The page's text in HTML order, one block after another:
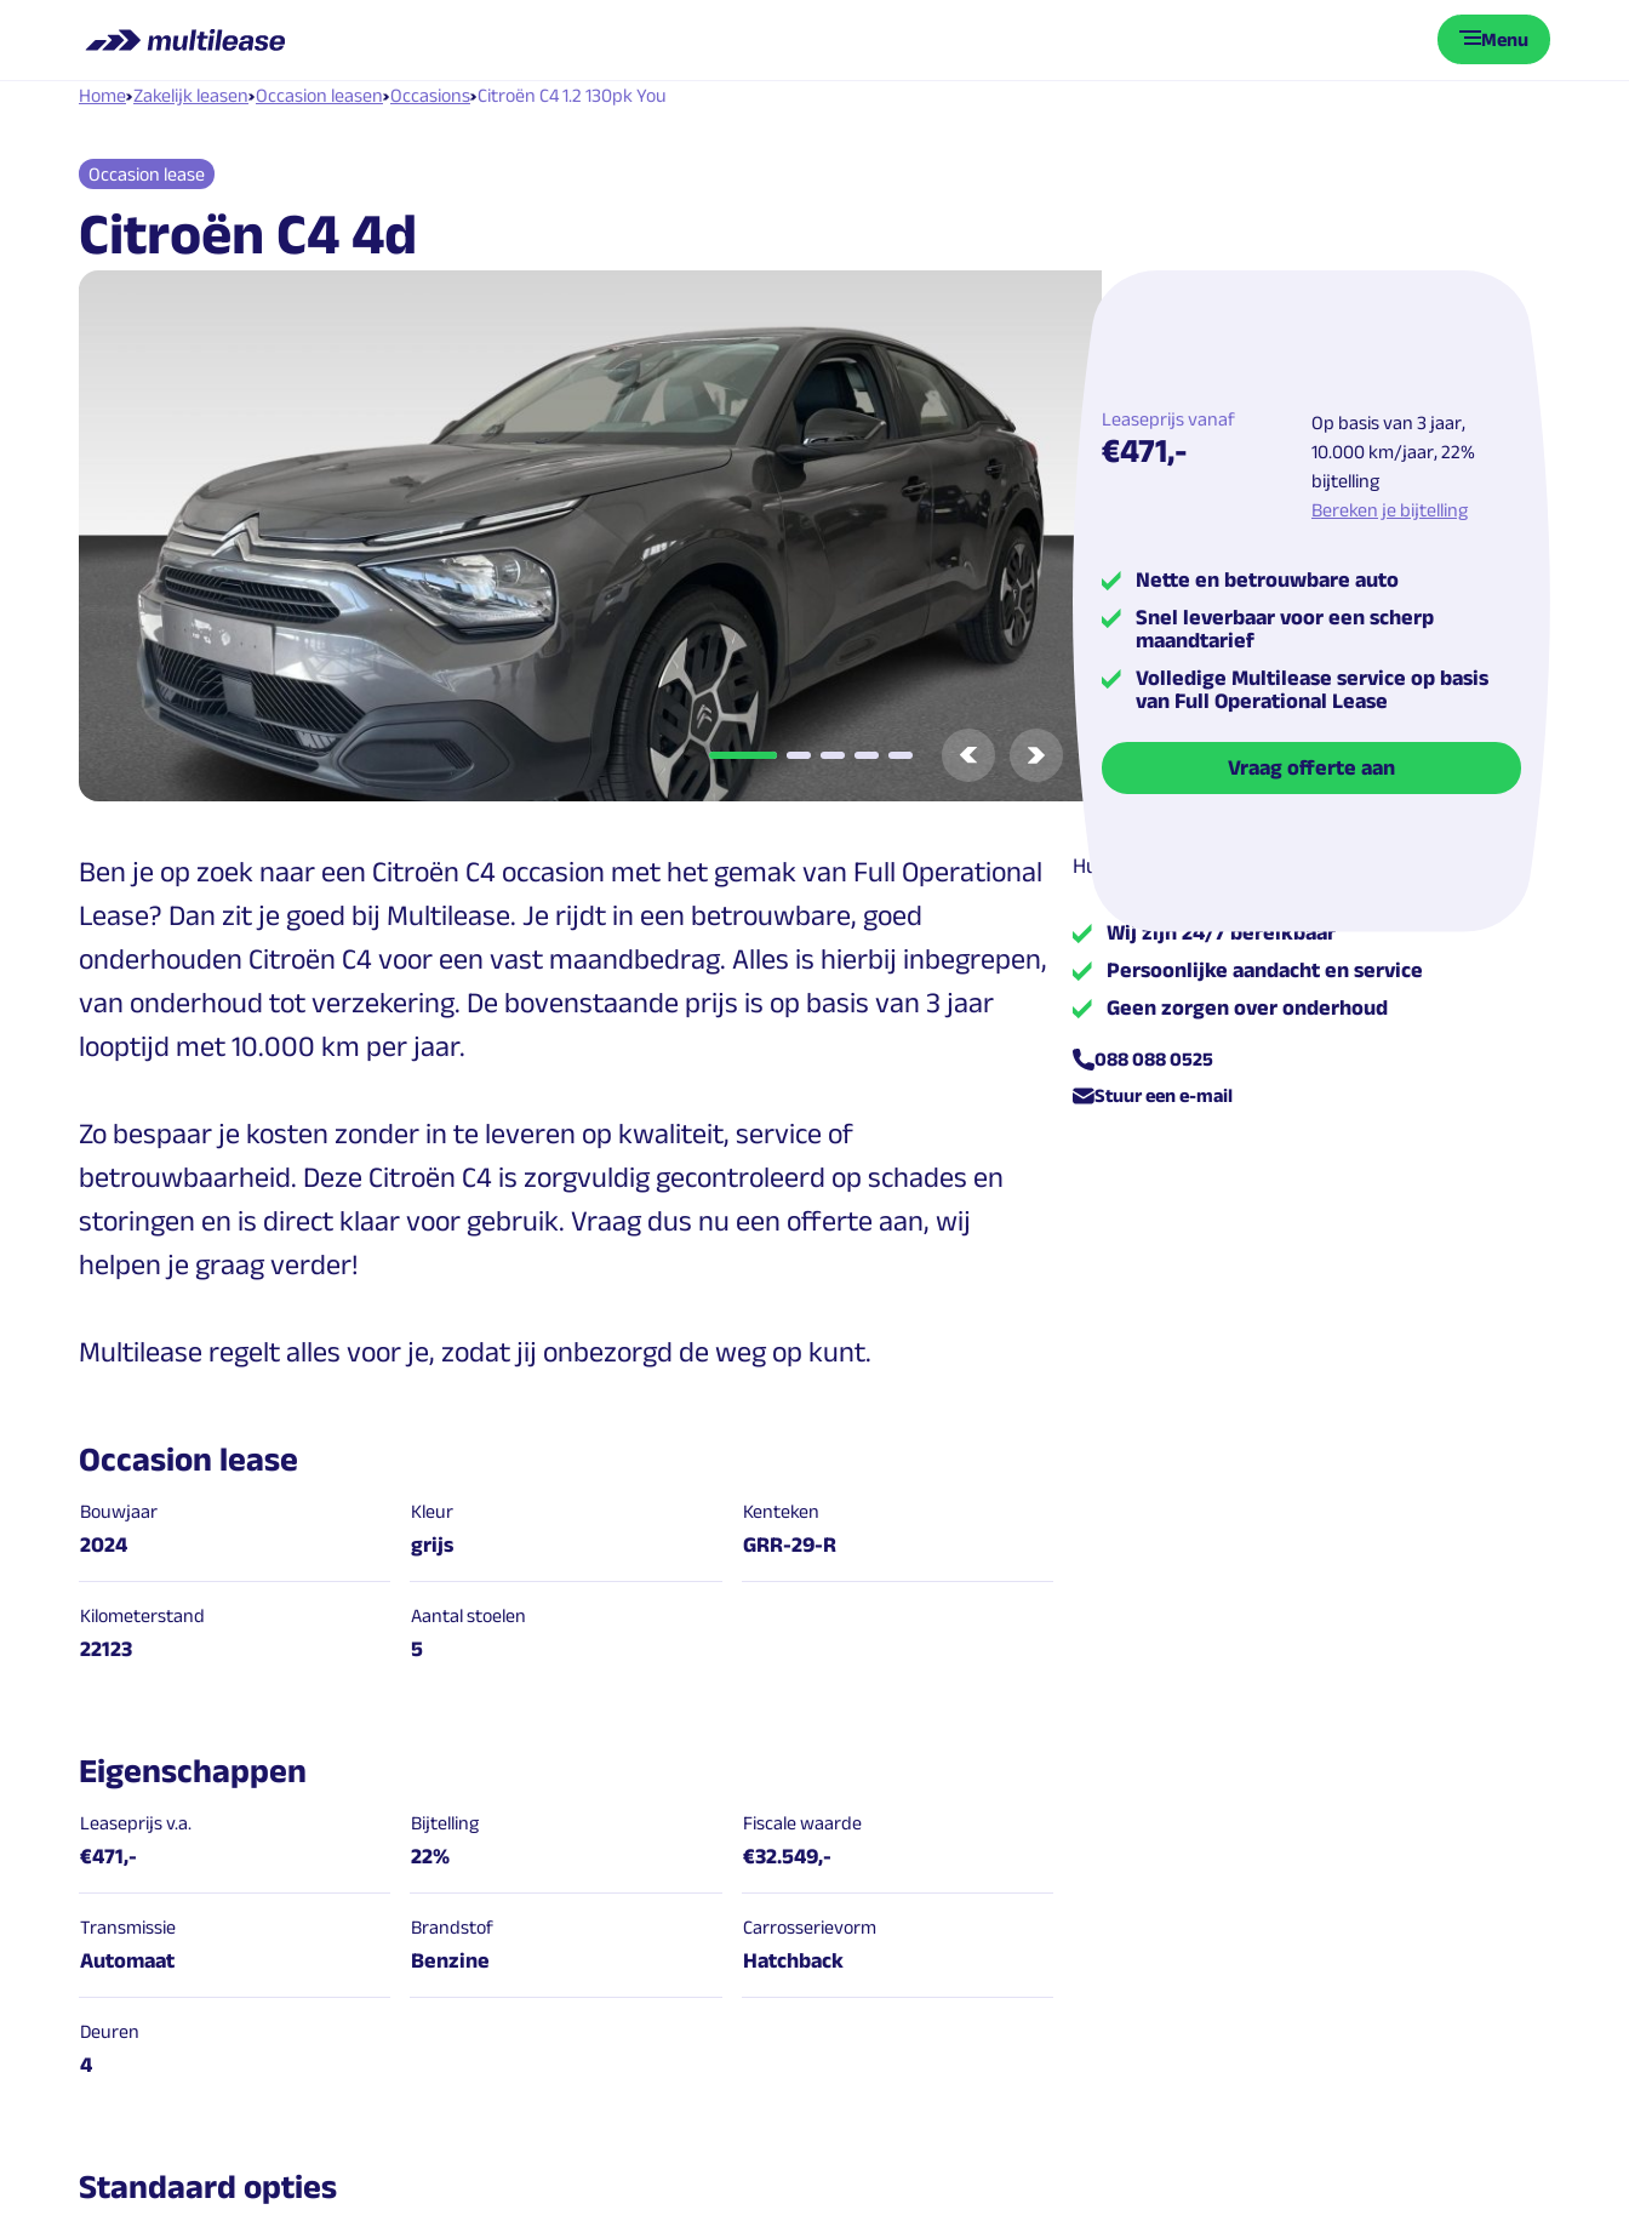
Menu
Home Zakelijk leasen Occasion leasen Occasions Citroën C4 1.2 130pk You
Citroën C4 4d
1.2 130pk You
Occasion lease
Vorige Volgende
Leaseprijs vanaf
€471,-
Op basis van 3 jaar,
10.000 km/jaar, 22%
bijtelling
Bereken je bijtelling
Nette en betrouwbare auto
Snel leverbaar voor een scherp
maandtarief
Volledige Multilease service op basis
van Full Operational Lease
Vraag offerte aan
Ben je op zoek naar een Citroën C4 occasion met het gemak van Full Operational
Lease? Dan zit je goed bij Multilease. Je rijdt in een betrouwbare, goed
onderhouden Citroën C4 voor een vast maandbedrag. Alles is hierbij inbegrepen,
van onderhoud tot verzekering. De bovenstaande prijs is op basis van 3 jaar
looptijd met 10.000 km per jaar.
Zo bespaar je kosten zonder in te leveren op kwaliteit, service of
betrouwbaarheid. Deze Citroën C4 is zorgvuldig gecontroleerd op schades en
storingen en is direct klaar voor gebruik. Vraag dus nu een offerte aan, wij
helpen je graag verder!
Multilease regelt alles voor je, zodat jij onbezorgd de weg op kunt.
Occasion lease
Bouwjaar
2024
Kleur
grijs
Kenteken
GRR-29-R
Kilometerstand
22123
Aantal stoelen
5
Eigenschappen
Leaseprijs v.a.
€471,-
Bijtelling
22%
Fiscale waarde
€32.549,-
Transmissie
Automaat
Brandstof
Benzine
Carrosserievorm
Hatchback
Deuren
4
Standaard opties
Hulp nodig? We helpen je graag op weg!
Wij zijn 24/7 bereikbaar
Persoonlijke aandacht en service
Geen zorgen over onderhoud
088 088 0525
Stuur een e-mail